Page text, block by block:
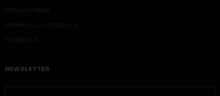
MEDIJSKE OBUKE
ORGANIZACIJA DOGADJAJA
EKONOM I JA
NEWSLETTER